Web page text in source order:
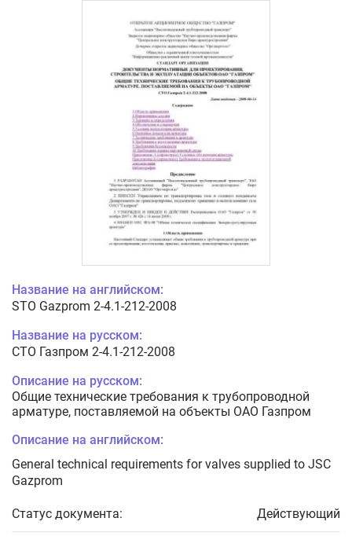
Название на английском:
STO Gazprom 2-4.1-212-2008
Название на русском:
СТО Газпром 2-4.1-212-2008
Описание на русском:
Общие технические требования к трубопроводной
арматуре, поставляемой на объекты ОАО Газпром
Описание на английском:
General technical requirements for valves supplied to JSC
Gazprom
Статус документа: Действующий